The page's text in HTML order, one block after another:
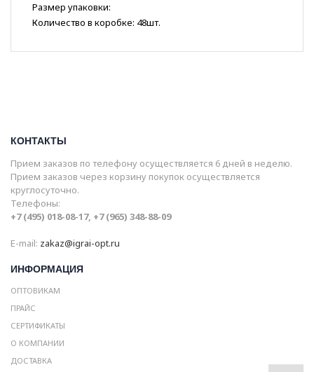
Размер упаковки:
Количество в коробке: 48шт.
КОНТАКТЫ
Прием заказов по телефону осуществляется 6 дней в неделю.
Прием заказов через корзину покупок осуществляется
круглосуточно.
Телефоны:
+7 (495) 018-08-17, +7 (965) 348-88-09
E-mail: zakaz@igrai-opt.ru
ИНФОРМАЦИЯ
ОПТОВИКАМ
ПРАЙС
СЕРТИФИКАТЫ
О КОМПАНИИ
ДОСТАВКА